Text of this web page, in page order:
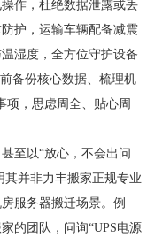
作，杜绝数据泄露或丢
护，运输车辆配备减震
湿度，全方位守护设备
备份核心数据、梳理机
项，思虑周全、贴心周
至以“放心，不会出问
其并非力丰搬家正规专业
服务器搬迁场景。例
的团队，问询“UPS电源